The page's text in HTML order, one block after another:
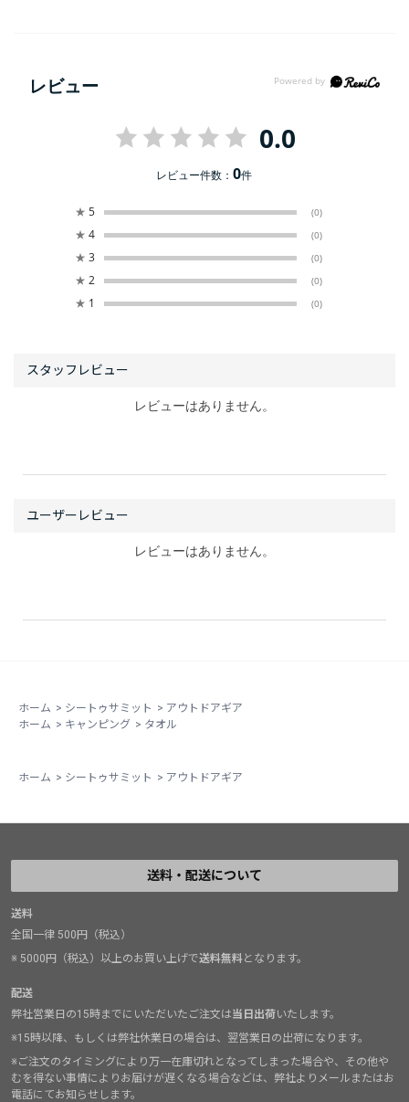
レビュー
0.0
レビュー件数：0件
★ 5 (0)
★ 4 (0)
★ 3 (0)
★ 2 (0)
★ 1 (0)
レビューはありません。
レビューはありません。
ホーム > シートゥサミット > アウトドアギア
ホーム > キャンピング > タオル
ホーム > シートゥサミット > アウトドアギア
送料・配送について
送料
全国一律 500円（税込）
※ 5000円（税込）以上のお買い上げで送料無料となります。
配送
弊社営業日の15時までにいただいたご注文は当日出荷いたします。
※15時以降、もしくは弊社休業日の場合は、翌営業日の出荷になります。
※ご注文のタイミングにより万一在庫切れとなってしまった場合や、その他や
むを得ない事情によりお届けが遅くなる場合などは、弊社よりメールまたはお
電話にてお知らせします。